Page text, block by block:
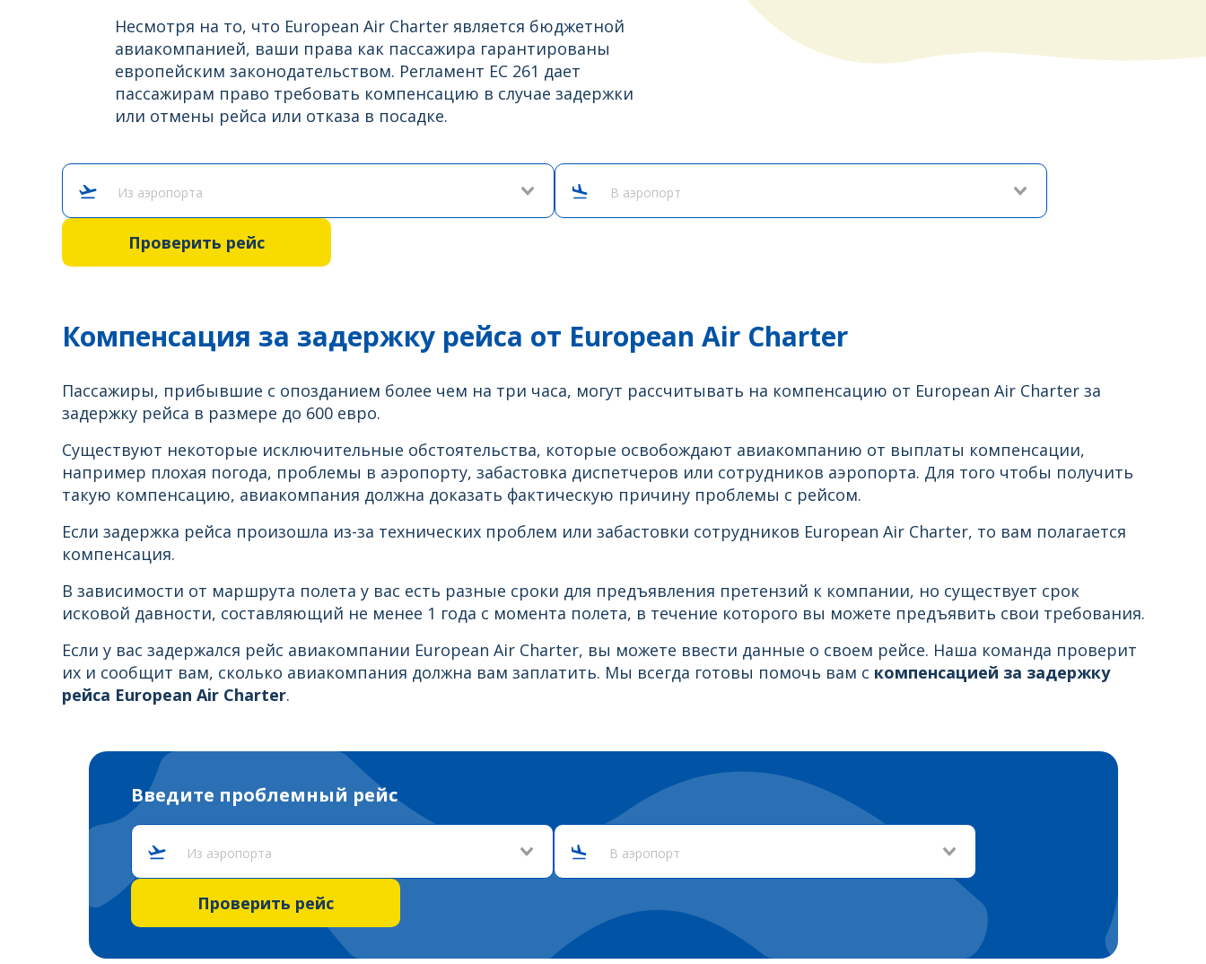
Несмотря на то, что European Air Charter является бюджетной
авиакомпанией, ваши права как пассажира гарантированы
европейским законодательством. Регламент ЕС 261 дает
пассажирам право требовать компенсацию в случае задержки
или отмены рейса или отказа в посадке.
Из аэропорта В аэропорт
Проверить рейс
Компенсация за задержку рейса от European Air Charter
Пассажиры, прибывшие с опозданием более чем на три часа, могут рассчитывать на компенсацию от European Air Charter за
задержку рейса в размере до 600 евро.
Существуют некоторые исключительные обстоятельства, которые освобождают авиакомпанию от выплаты компенсации,
например плохая погода, проблемы в аэропорту, забастовка диспетчеров или сотрудников аэропорта. Для того чтобы получить
такую компенсацию, авиакомпания должна доказать фактическую причину проблемы с рейсом.
Если задержка рейса произошла из-за технических проблем или забастовки сотрудников European Air Charter, то вам полагается
компенсация.
В зависимости от маршрута полета у вас есть разные сроки для предъявления претензий к компании, но существует срок
исковой давности, составляющий не менее 1 года с момента полета, в течение которого вы можете предъявить свои требования.
Если у вас задержался рейс авиакомпании European Air Charter, вы можете ввести данные о своем рейсе. Наша команда проверит
их и сообщит вам, сколько авиакомпания должна вам заплатить. Мы всегда готовы помочь вам с компенсацией за задержку
рейса European Air Charter.
Введите проблемный рейс
Из аэропорта В аэропорт
Проверить рейс